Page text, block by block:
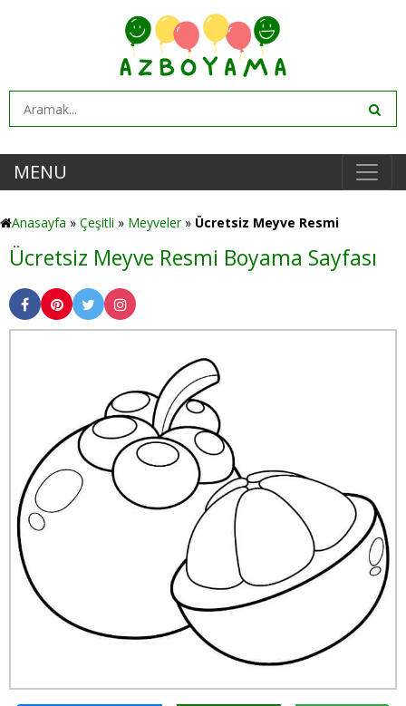
MENU
Anasayfa » Çeşitli » Meyveler» Ücretsiz Meyve Resmi
Ücretsiz Meyve Resmi Boyama Sayfası